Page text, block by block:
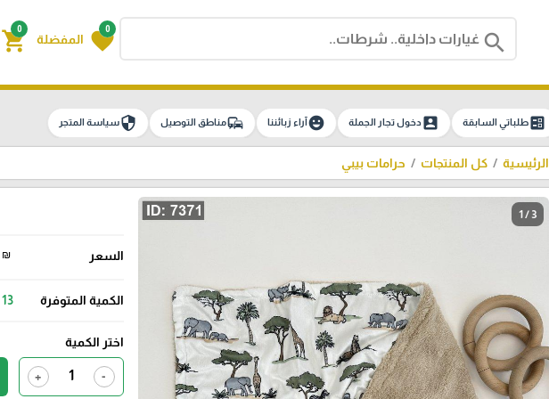
search
0
favorite المفضلة
0
shopping_cart
ballotطلباتي السابقة account_boxدخول تجار الجملة emoji_emotionsآراء زبائننا commuteمناطق التوصيل securityسياسة المتجر
الرئيسية كل المنتجات حرامات بيبي
1 / 3
السعر ₪
الكمية المتوفرة 13
اختر الكمية
-
+